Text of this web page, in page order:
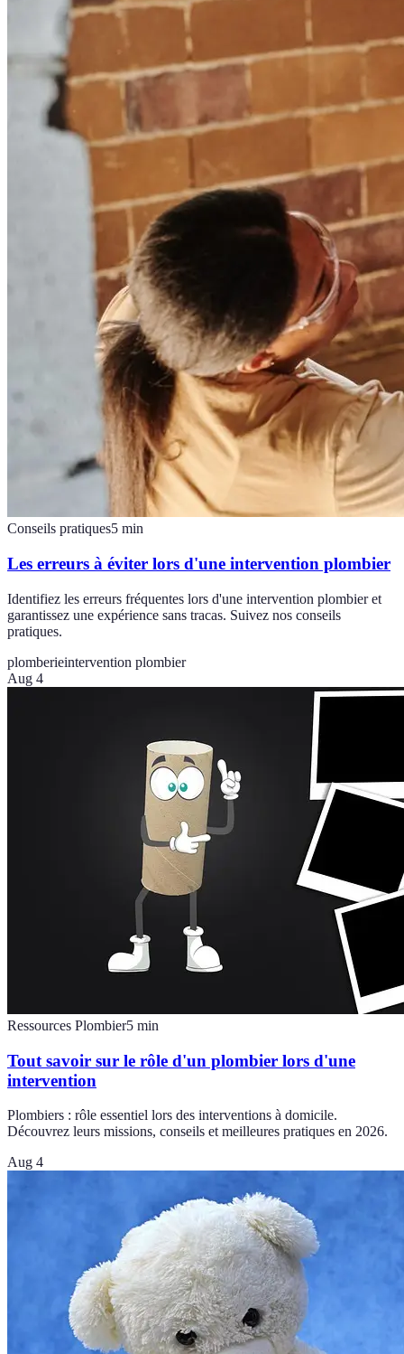
Conseils pratiques5 min
Les erreurs à éviter lors d'une intervention plombier
Identifiez les erreurs fréquentes lors d'une intervention plombier et
garantissez une expérience sans tracas. Suivez nos conseils
pratiques.
plomberieintervention plombier
Aug 4
Ressources Plombier5 min
Tout savoir sur le rôle d'un plombier lors d'une
intervention
Plombiers : rôle essentiel lors des interventions à domicile.
Découvrez leurs missions, conseils et meilleures pratiques en 2026.
Aug 4